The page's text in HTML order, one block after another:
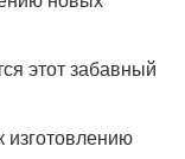
этот забавный
изготовлению